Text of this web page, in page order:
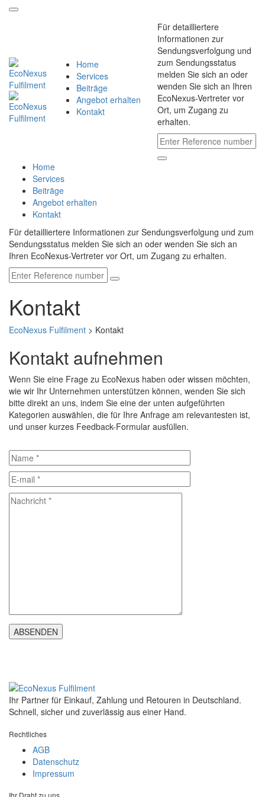
Home
Services
Beiträge
Angebot erhalten
Kontakt
Für detailliertere
Informationen zur
Sendungsverfolgung und
zum Sendungsstatus
melden Sie sich an oder
wenden Sie sich an Ihren
EcoNexus-Vertreter vor
Ort, um Zugang zu
erhalten.
Home
Services
Beiträge
Angebot erhalten
Kontakt
Für detailliertere Informationen zur Sendungsverfolgung und zum
Sendungsstatus melden Sie sich an oder wenden Sie sich an
Ihren EcoNexus-Vertreter vor Ort, um Zugang zu erhalten.
Kontakt
EcoNexus Fulfilment > Kontakt
Kontakt aufnehmen
Wenn Sie eine Frage zu EcoNexus haben oder wissen möchten,
wie wir Ihr Unternehmen unterstützen können, wenden Sie sich
bitte direkt an uns, indem Sie eine der unten aufgeführten
Kategorien auswählen, die für Ihre Anfrage am relevantesten ist,
und unser kurzes Feedback-Formular ausfüllen.
ABSENDEN
Ihr Partner für Einkauf, Zahlung und Retouren in Deutschland.
Schnell, sicher und zuverlässig aus einer Hand.
Rechtliches
AGB
Datenschutz
Impressum